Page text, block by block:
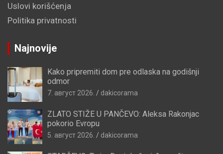
Uslovi korišćenja
Politika privatnosti
Najnovije
Kako pripremiti dom pre odlaska na godišnji
odmor
7. август 2026. dakicorama
ZLATO STIŽE U PANČEVO: Aleksa Rakonjac
pokorio Evropu
5. август 2026. dakicorama